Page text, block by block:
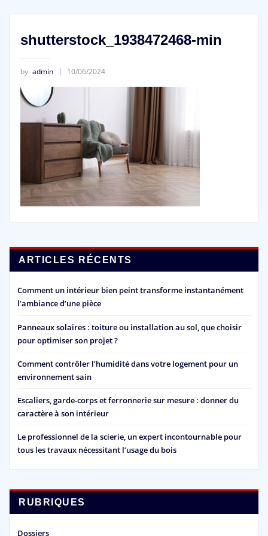
shutterstock_1938472468-min
by admin 10/06/2024
ARTICLES RÉCENTS
Comment un intérieur bien peint transforme instantanément
l’ambiance d’une pièce
Panneaux solaires : toiture ou installation au sol, que choisir
pour optimiser son projet ?
Comment contrôler l’humidité dans votre logement pour un
environnement sain
Escaliers, garde-corps et ferronnerie sur mesure : donner du
caractère à son intérieur
Le professionnel de la scierie, un expert incontournable pour
tous les travaux nécessitant l’usage du bois
RUBRIQUES
Dossiers